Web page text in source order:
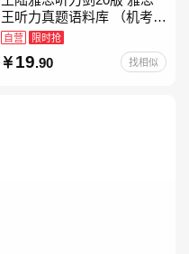
王听力真题语料库 （机考笔
试第二版）备考2026年新版
领跑雅思听力IELTS听力语
料库 新增在
自营 限时抢
19.90 找相似